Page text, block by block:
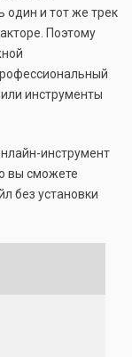
один и тот же трек
Поэтому
инструменты
инструмент
вы сможете
без установки